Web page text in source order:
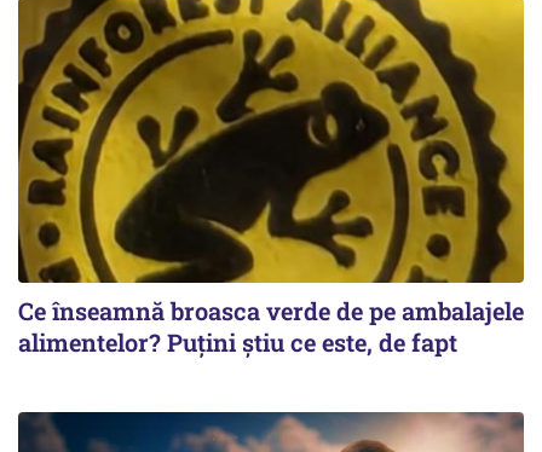
Ce înseamnă broasca verde de pe ambalajele
alimentelor? Puțini știu ce este, de fapt